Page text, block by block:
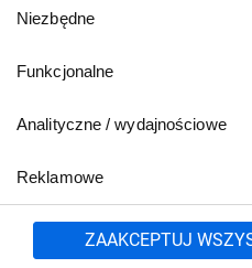
zgody
Niezbędne
Funkcjonalne
Analityczne / wydajnościowe
Reklamowe
ZAAKCEPTUJ
801 500 700